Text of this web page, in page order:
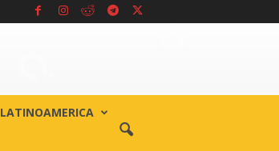
LATINOAMERICA